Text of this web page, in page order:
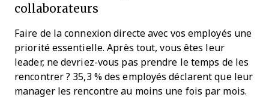
collaborateurs
Faire de la connexion directe avec vos employés une
priorité essentielle. Après tout, vous êtes leur
leader, ne devriez-vous pas prendre le temps de les
rencontrer ? 35,3 % des employés déclarent que leur
manager les rencontre au moins une fois par mois.